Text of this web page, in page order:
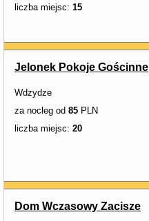
liczba miejsc: 15
Jelonek Pokoje Gościnne
Wdzydze
za nocleg od 85 PLN
liczba miejsc: 20
Dom Wczasowy Zacisze